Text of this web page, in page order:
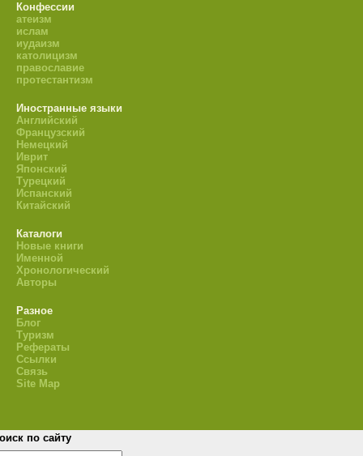
Конфессии
атеизм
ислам
иудаизм
католицизм
православие
протестантизм
Иностранные языки
Английский
Французский
Немецкий
Иврит
Японский
Турецкий
Испанский
Китайский
Каталоги
Новые книги
Именной
Хронологический
Авторы
Разное
Блог
Туризм
Рефераты
Ссылки
Связь
Site Map
по сайту